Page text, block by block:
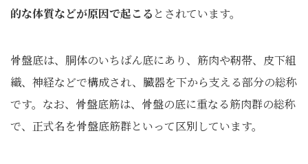
的な体質などが原因で起こる とされています。
骨盤底は、胴体のいちばん底にあり、筋肉や靭帯、皮下組
織、神経などで構成され、臓器を下から支える部分の総称
です。なお、骨盤底筋は、骨盤の底に重なる筋肉群の総称
で、正式名を骨盤底筋群といって区別しています。